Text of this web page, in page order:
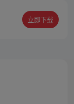
立即下载